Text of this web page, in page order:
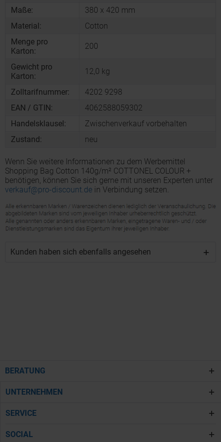
Maße:
380 x 420 mm
Material:
Cotton
Menge pro
Karton:
200
Gewicht pro
Karton:
12,0 kg
Zolltarifnummer:
4202 9298
EAN / GTIN:
4062588059302
Handelsklausel:
Zwischenverkauf vorbehalten
Zustand:
neu
Wenn Sie weitere Informationen zu dem Werbemittel
Shopping Bag Cotton 140g/m² COTTONEL COLOUR +
benötigen, können Sie sich gerne mit unseren Experten unter
verkauf@pro-discount.de in Verbindung setzen.
Kunden haben sich ebenfalls angesehen
BERATUNG
UNTERNEHMEN
SERVICE
SOCIAL